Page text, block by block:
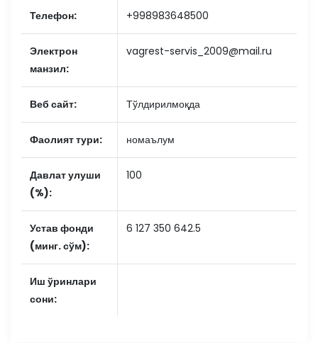
Телефон: +998983648500
Электрон
манзил:
vagrest-servis_2009@mail.ru
Веб сайт: Тўлдирилмоқда
Фаолият тури: номаълум
Давлат улуши
(%):
100
Устав фонди
(минг. сўм):
6 127 350 642.5
Иш ўринлари
сони: